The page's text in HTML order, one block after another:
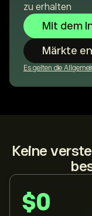
zu erhalten
Mit dem
Märkte
Es gelten die
Keine
$0